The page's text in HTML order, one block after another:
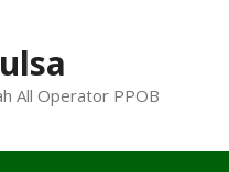
All Operator PPOB